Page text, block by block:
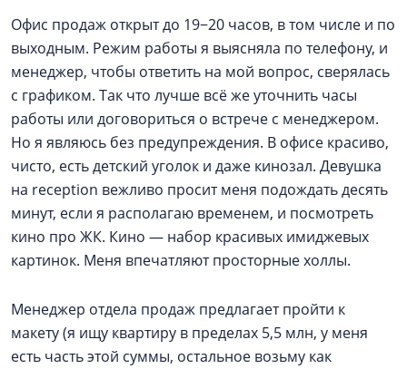
Офис продаж открыт до 19−20 часов, в том числе и по
выходным. Режим работы я выясняла по телефону, и
менеджер, чтобы ответить на мой вопрос, сверялась
с графиком. Так что лучше всё же уточнить часы
работы или договориться о встрече с менеджером.
Но я являюсь без предупреждения. В офисе красиво,
чисто, есть детский уголок и даже кинозал. Девушка
на reception вежливо просит меня подождать десять
минут, если я располагаю временем, и посмотреть
кино про ЖК. Кино — набор красивых имиджевых
картинок. Меня впечатляют просторные холлы.
Менеджер отдела продаж предлагает пройти к
макету (я ищу квартиру в пределах 5,5 млн, у меня
есть часть этой суммы, остальное возьму как